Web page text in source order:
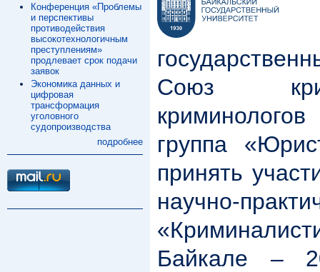
Конференция «Проблемы
и перспективы
противодействия
высокотехнологичным
преступлениям»
продлевает срок подачи
заявок
Экономика данных и
цифровая
трансформация
уголовного
судопроизводства
подробнее
Союз
группа
принять
научно-
Байкале –